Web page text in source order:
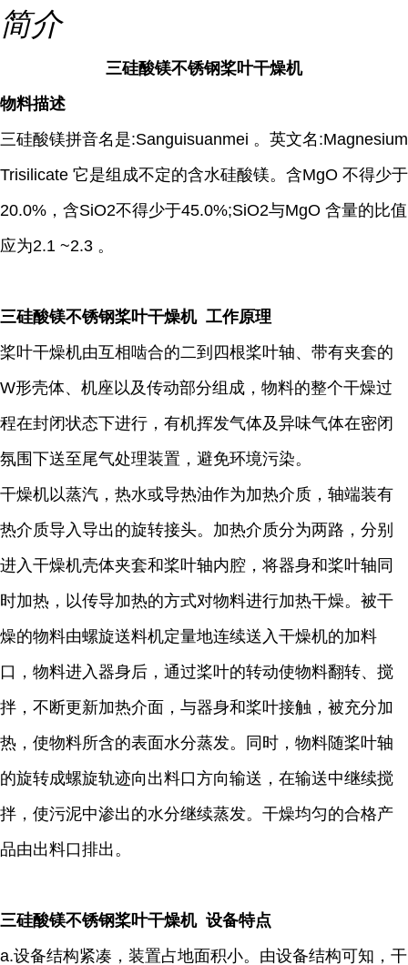
简介
三硅酸镁不锈钢桨叶干燥机
物料描述
三硅酸镁拼音名是:Sanguisuanmei 。英文名:Magnesium
Trisilicate 它是组成不定的含水硅酸镁。含MgO 不得少于
20.0%，含SiO2不得少于45.0%;SiO2与MgO 含量的比值
应为2.1 ~2.3 。
三硅酸镁不锈钢桨叶干燥机 工作原理
桨叶干燥机由互相啮合的二到四根桨叶轴、带有夹套的
W形壳体、机座以及传动部分组成，物料的整个干燥过
程在封闭状态下进行，有机挥发气体及异味气体在密闭
氛围下送至尾气处理装置，避免环境污染。
干燥机以蒸汽，热水或导热油作为加热介质，轴端装有
热介质导入导出的旋转接头。加热介质分为两路，分别
进入干燥机壳体夹套和桨叶轴内腔，将器身和桨叶轴同
时加热，以传导加热的方式对物料进行加热干燥。被干
燥的物料由螺旋送料机定量地连续送入干燥机的加料
口，物料进入器身后，通过桨叶的转动使物料翻转、搅
拌，不断更新加热介面，与器身和桨叶接触，被充分加
热，使物料所含的表面水分蒸发。同时，物料随桨叶轴
的旋转成螺旋轨迹向出料口方向输送，在输送中继续搅
拌，使污泥中渗出的水分继续蒸发。干燥均匀的合格产
品由出料口排出。
三硅酸镁不锈钢桨叶干燥机 设备特点
a.设备结构紧凑，装置占地面积小。由设备结构可知，干